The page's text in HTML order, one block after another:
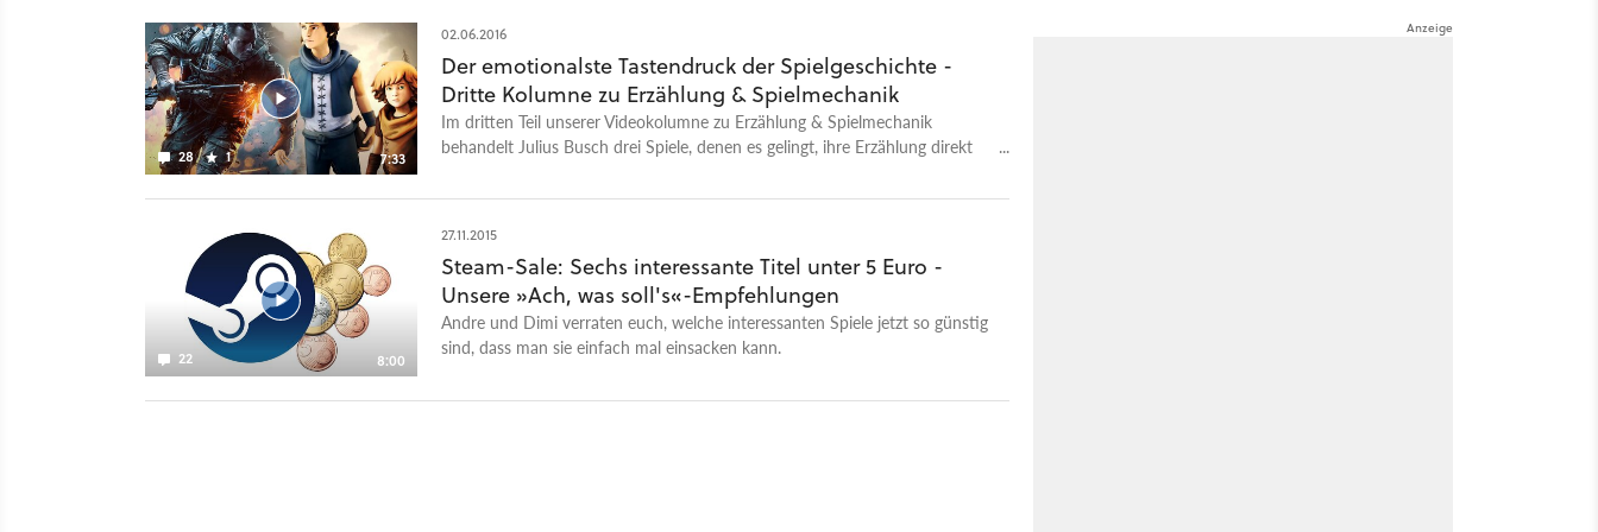
28 1 7:33
02.06.2016
Der emotionalste Tastendruck der Spielgeschichte -
Dritte Kolumne zu Erzählung & Spielmechanik
Im dritten Teil unserer Videokolumne zu Erzählung & Spielmechanik
behandelt Julius Busch drei Spiele, denen es gelingt, ihre Erzählung direkt
22 8:00
27.11.2015
Steam-Sale: Sechs interessante Titel unter 5 Euro -
Unsere »Ach, was soll's«-Empfehlungen
Andre und Dimi verraten euch, welche interessanten Spiele jetzt so günstig
sind, dass man sie einfach mal einsacken kann.